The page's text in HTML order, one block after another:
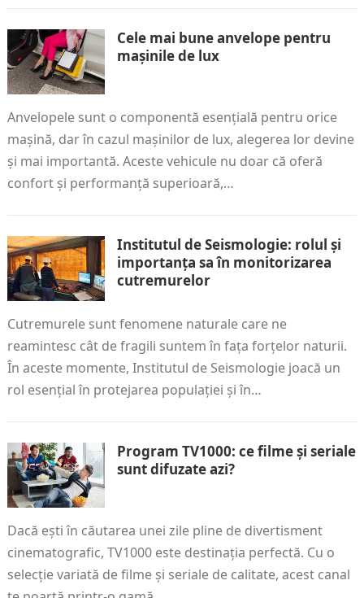
Cele mai bune anvelope pentru
mașinile de lux
Anvelopele sunt o componentă esențială pentru orice
mașină, dar în cazul mașinilor de lux, alegerea lor devine
și mai importantă. Aceste vehicule nu doar că oferă
confort și performanță superioară,…
Institutul de Seismologie: rolul și
importanța sa în monitorizarea
cutremurelor
Cutremurele sunt fenomene naturale care ne
reamintesc cât de fragili suntem în fața forțelor naturii.
În aceste momente, Institutul de Seismologie joacă un
rol esențial în protejarea populației și în…
Program TV1000: ce filme și seriale
sunt difuzate azi?
Dacă ești în căutarea unei zile pline de divertisment
cinematografic, TV1000 este destinația perfectă. Cu o
selecție variată de filme și seriale de calitate, acest canal